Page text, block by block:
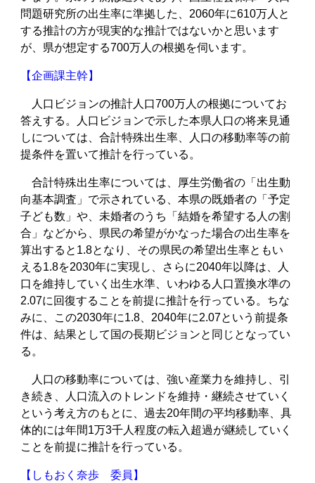
問題研究所の出生率に準拠した、2060年に610万人と
する推計の方が現実的な推計ではないかと思います
が、県が想定する700万人の根拠を伺います。
【企画課主幹】
人口ビジョンの推計人口700万人の根拠についてお
答えする。人口ビジョンで示した本県人口の将来見通
しについては、合計特殊出生率、人口の移動率等の前
提条件を置いて推計を行っている。
合計特殊出生率については、厚生労働省の「出生動
向基本調査」で示されている、本県の既婚者の「予定
子ども数」や、未婚者のうち「結婚を希望する人の割
合」などから、県民の希望がかなった場合の出生率を
算出すると1.8となり、その県民の希望出生率ともい
える1.8を2030年に実現し、さらに2040年以降は、人
口を維持していく出生水準、いわゆる人口置換水準の
2.07に回復することを前提に推計を行っている。ちな
みに、この2030年に1.8、2040年に2.07という前提条
件は、結果として国の長期ビジョンと同じとなってい
る。
人口の移動率については、強い産業力を維持し、引
き続き、人口流入のトレンドを維持・継続させていく
という考え方のもとに、過去20年間の平均移動率、具
体的には年間1万3千人程度の転入超過が継続していく
ことを前提に推計を行っている。
【しもおく奈歩 委員】